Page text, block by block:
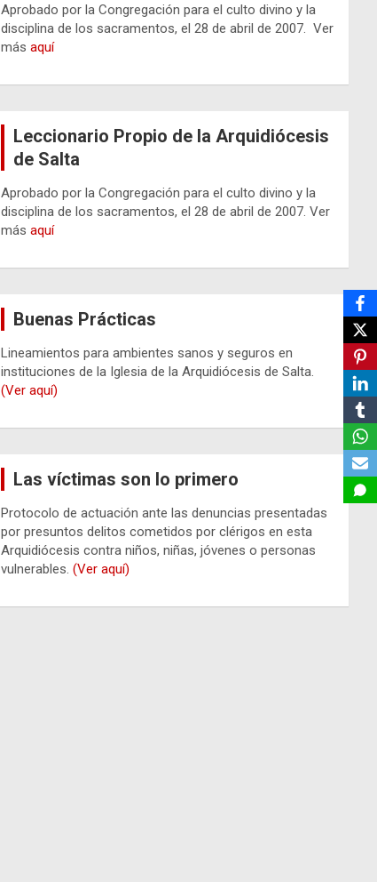
Aprobado por la Congregación para el culto divino y la
disciplina de los sacramentos, el 28 de abril de 2007. Ver
másaquí
Leccionario Propio de la Arquidiócesis
de Salta
Aprobado por la Congregación para el culto divino y la
disciplina de los sacramentos, el 28 de abril de 2007. Ver
másaquí
Buenas Prácticas
Lineamientos para ambientes sanos y seguros en
instituciones de la Iglesia de la Arquidiócesis de Salta.
(Ver aquí)
Las víctimas son lo primero
Protocolo de actuación ante las denuncias presentadas
por presuntos delitos cometidos por clérigos en esta
Arquidiócesis contra niños, niñas, jóvenes o personas
vulnerables.(Ver aquí)